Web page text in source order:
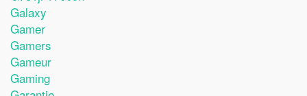
Galaxy
Gamer
Gamers
Gameur
Gaming